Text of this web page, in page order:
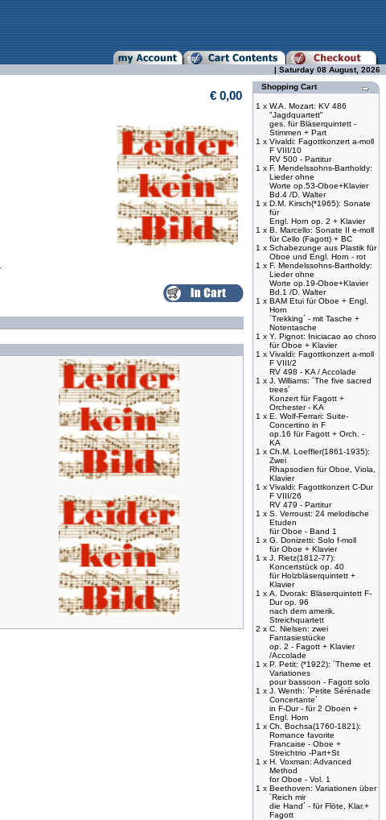
| Saturday 08 August, 2026
€ 0,00
Shopping Cart
1 x W.A. Mozart: KV 486
"Jagdquartett"
ges. für Bläserquintett -
Stimmen + Part
1 x Vivaldi: Fagottkonzert a-moll
F VIII/10
RV 500 - Partitur
1 x F. Mendelssohns-Bartholdy:
Lieder ohne
Worte op.53-Oboe+Klavier
Bd.4 /D. Walter
1 x D.M. Kirsch(*1965): Sonate
für
Engl. Horn op. 2 + Klavier
1 x B. Marcello: Sonate II e-moll
für Cello (Fagott) + BC
1 x Schabezunge aus Plastik für
Oboe und Engl. Horn - rot
1 x F. Mendelssohns-Bartholdy:
Lieder ohne
Worte op.19-Oboe+Klavier
Bd.1 /D. Walter
1 x BAM Etui für Oboe + Engl.
Horn
´Trekking´ - mit Tasche +
Notentasche
1 x Y. Pignot: Iniciacao ao choro
für Oboe + Klavier
1 x Vivaldi: Fagottkonzert a-moll
F VIII/2
RV 498 - KA / Accolade
1 x J. Williams: ´The five sacred
trees´
Konzert für Fagott +
Orchester - KA
1 x E. Wolf-Ferrari: Suite-
Concertino in F
op.16 für Fagott + Orch. -
KA
1 x Ch.M. Loeffler(1861-1935):
Zwei
Rhapsodien für Oboe, Viola,
Klavier
1 x Vivaldi: Fagottkonzert C-Dur
F VIII/26
RV 479 - Partitur
1 x S. Verroust: 24 melodische
Etuden
für Oboe - Band 1
1 x G. Donizetti: Solo f-moll
für Oboe + Klavier
1 x J. Rietz(1812-77):
Koncertstück op. 40
für Holzbläserquintett +
Klavier
1 x A. Dvorak: Bläserquintett F-
Dur op. 96
nach dem amerik.
Streichquartett
2 x C. Nielsen: zwei
Fantasiestücke
op. 2 - Fagott + Klavier
/Accolade
1 x P. Petit: (*1922): ´Theme et
Variationes
pour bassoon - Fagott solo
1 x J. Wenth: ´Petite Sérénade
Concertante´
in F-Dur - für 2 Oboen +
Engl. Horn
1 x Ch. Bochsa(1760-1821):
Romance favorite
Francaise - Oboe +
Streichtrio -Part+St
1 x H. Voxman: Advanced
Method
for Oboe - Vol. 1
1 x Beethoven: Variationen über
´Reich mir
die Hand´ - für Flöte, Klar.+
Fagott